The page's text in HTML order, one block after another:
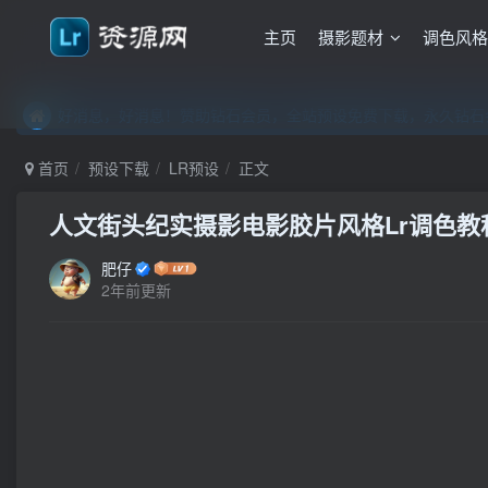
主页 摄影题材 调色风格
好消息，好消息！赞助钻石会员，全站预设免费下载，永久
首页 预设下载 LR预设 正文
人文街头纪实摄影电影胶片风格Lr调色
肥仔
2年前更新